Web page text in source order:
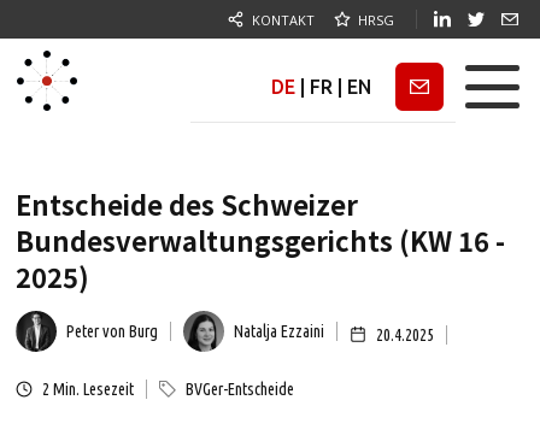
KONTAKT HRSG
DE FR EN Newsletter
Entscheide des Schweizer
Bundesverwaltungsgerichts (KW 16 -
2025)
Peter von Burg Natalja Ezzaini 20.4.2025
2 Min. Lesezeit BVGer-Entscheide